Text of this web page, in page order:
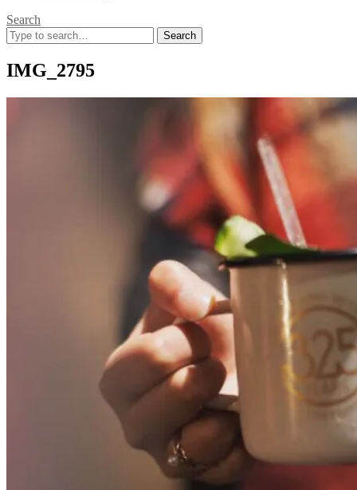
Search
Search
for:
IMG_2795